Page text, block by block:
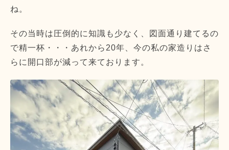
ね。
その当時は圧倒的に知識も少なく、図面通り建てるの
で精一杯・・・あれから20年、今の私の家造りはさ
らに開口部が減って来ております。